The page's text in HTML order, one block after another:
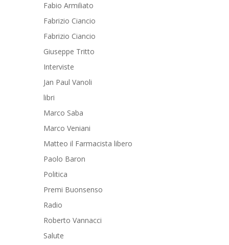
Fabio Armiliato
Fabrizio Ciancio
Fabrizio Ciancio
Giuseppe Tritto
Interviste
Jan Paul Vanoli
libri
Marco Saba
Marco Veniani
Matteo il Farmacista libero
Paolo Baron
Politica
Premi Buonsenso
Radio
Roberto Vannacci
Salute